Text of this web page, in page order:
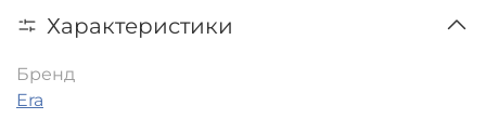
Характеристики
Бренд
Era